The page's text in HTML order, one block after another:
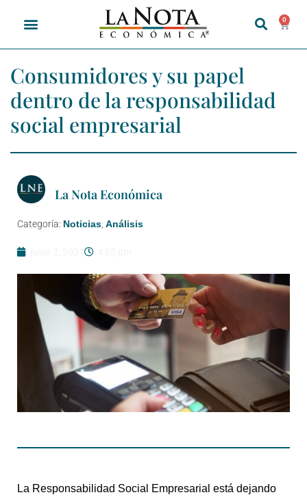
0
Consumidores y su papel
dentro de la responsabilidad
social empresarial
La Nota Económica
Categoría: Noticias Análisis
La Responsabilidad Social Empresarial está dejando